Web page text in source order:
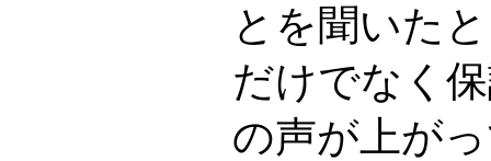
とを聞いた
だけでなく
の声が上が